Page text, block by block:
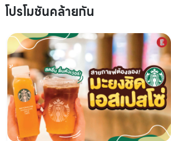
โปรโมชันคล้ายกัน